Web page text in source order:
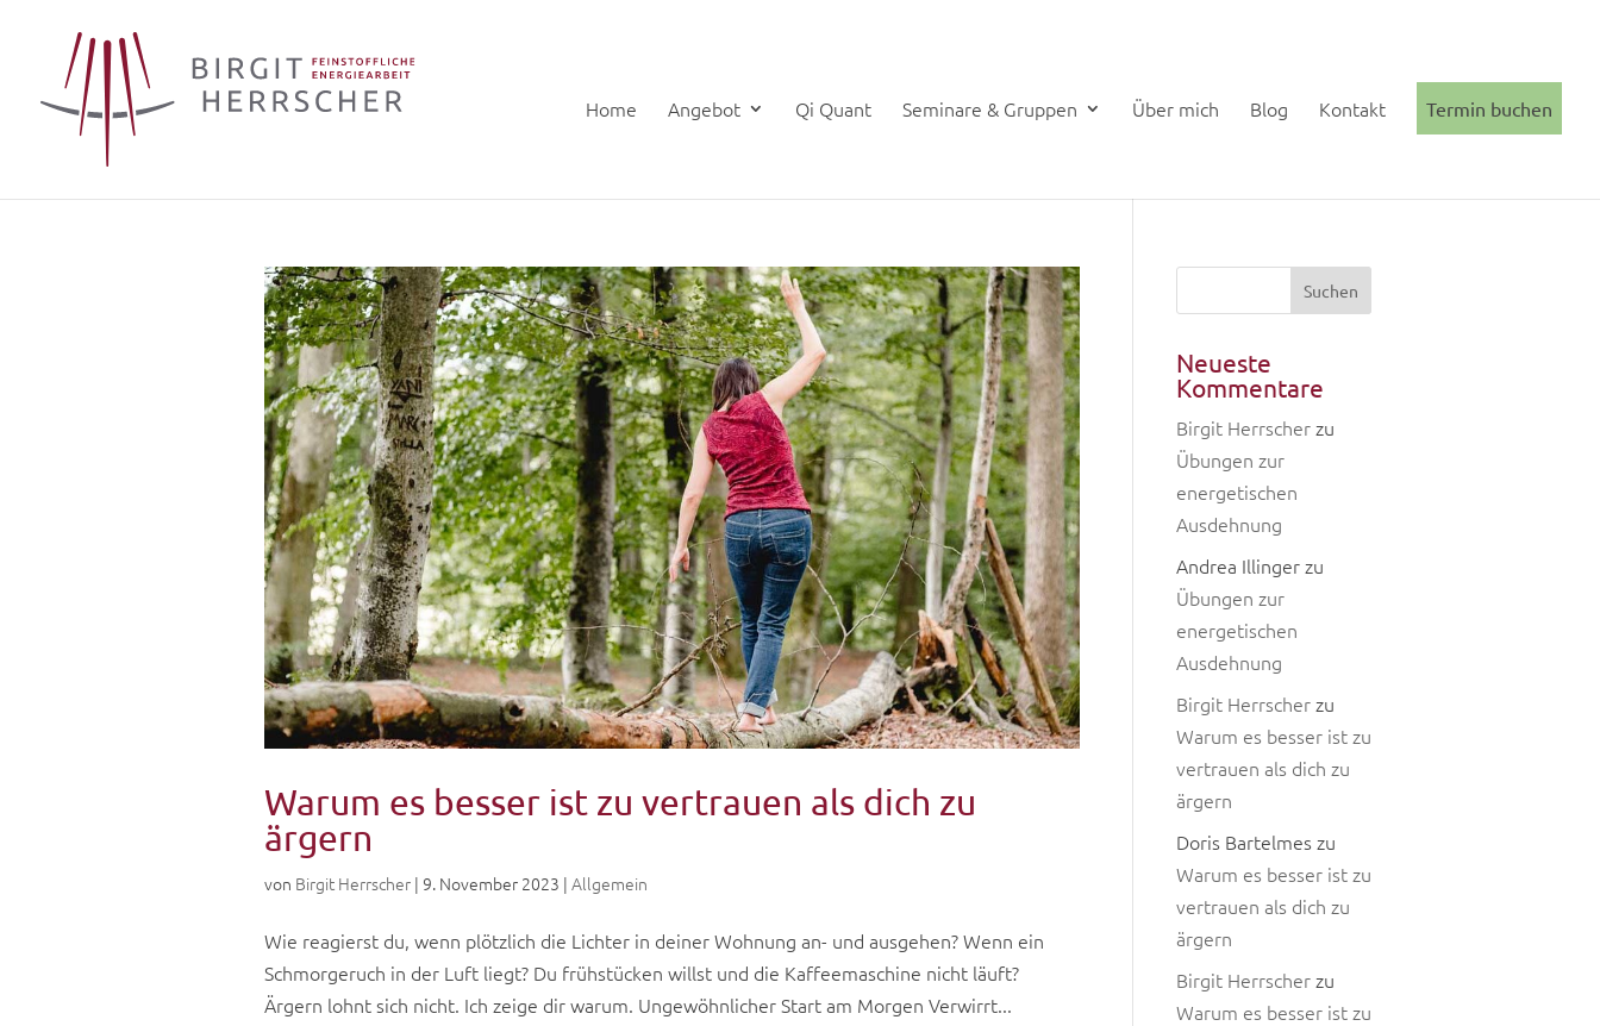
Home Angebot Qi Quant Seminare & Gruppen Über mich Blog Kontakt Termin buchen
Warum es besser ist zu vertrauen als dich zu
ärgern
von Birgit Herrscher | 9. November 2023 | Allgemein
Wie reagierst du, wenn plötzlich die Lichter in deiner Wohnung an- und ausgehen? Wenn ein
Schmorgeruch in der Luft liegt? Du frühstücken willst und die Kaffeemaschine nicht läuft?
Ärgern lohnt sich nicht. Ich zeige dir warum. Ungewöhnlicher Start am Morgen Verwirrt...
Neueste
Kommentare
Birgit Herrscherzu
Übungen zur
energetischen
Ausdehnung
Andrea Illingerzu
Übungen zur
energetischen
Ausdehnung
Birgit Herrscherzu
Warum es besser ist zu
vertrauen als dich zu
ärgern
Doris Bartelmes zu
Warum es besser ist zu
vertrauen als dich zu
ärgern
Birgit Herrscherzu
Warum es besser ist zu